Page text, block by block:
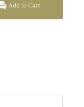
Add to Cart